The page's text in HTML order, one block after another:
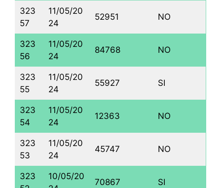
323
57
11/05/20
24
52951 NO
323
56
11/05/20
24
84768 NO
323
55
11/05/20
24
55927 SI
323
54
11/05/20
24
12363 NO
323
53
11/05/20
24
45747 NO
323
10/05/20
70867 SI